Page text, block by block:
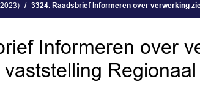
3324. Raadsbrief Informeren over verwerking zienswijze en
Informeren over